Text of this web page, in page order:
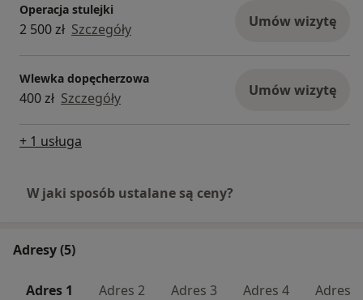
Operacja stulejki
2 500 zł Szczegóły Umów wizytę
Wlewka dopęcherzowa
400 zł Szczegóły Umów wizytę
+ 1 usługa
W jaki sposób ustalane są ceny?
Adresy (5)
Adres 1 Adres 2 Adres 3 Adres 4 Adres 5